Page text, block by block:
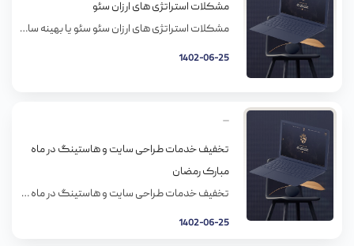
مشکلات استراتژی های ارزان سئو
مشکلات استراتژی های ارزان سئو سئو یا بهینه سازی موتور جستجو، راه و روشیه که مطمئن بشیم محتوا، سایت و پلتفرم های شبکه های اجتماعیمون وقتی که عبارت خاصی روی یه موتور جستجو (مثل گوگل) سرچ میشه، دیده میشن. بهینه سازی سایت و محتوا به بالا رفتن رتبه سایتتون کمک میکنه و در نتیجه بازدیدکننده […]
1402-06-25
تخفیف خدمات طراحی سایت و هاستینگ در ماه
مبارک رمضان
تخفیف خدمات طراحی سایت و هاستینگ در ماه مبارک رمضان رمضان ماه خودسازی است و مستر وب اعتقاد بسیاری به برکات و فواید این ماه دارد. در این ماه با توجه به ریاضتی که شخص تحمل می نماید بیشتر متوجه امور معنوی خود می گردد و از این بابت تاثیرات بسیار مثبتی در فرد خواهد […]
1402-06-25